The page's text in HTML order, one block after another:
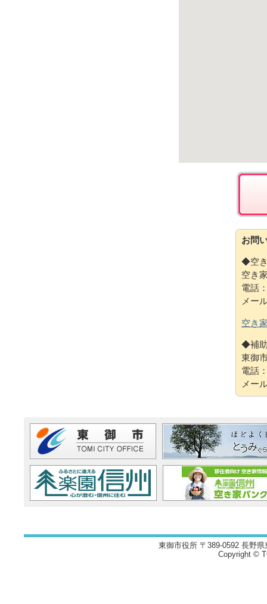
お問
◆空き
空き
電話
メー
空き
◆補
東御
電話
メー
東御市役所 〒389-0592 長野
Copyright ©